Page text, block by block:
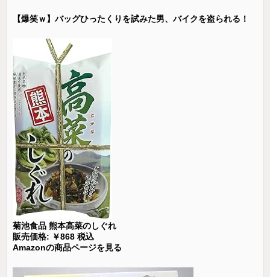
【爆笑ｗ】バッグひったくりを試みた男、バイクを盗られる！
菊池食品 熊本高菜のしぐれ
販売価格: ￥868 税込
Amazonの商品ページを見る